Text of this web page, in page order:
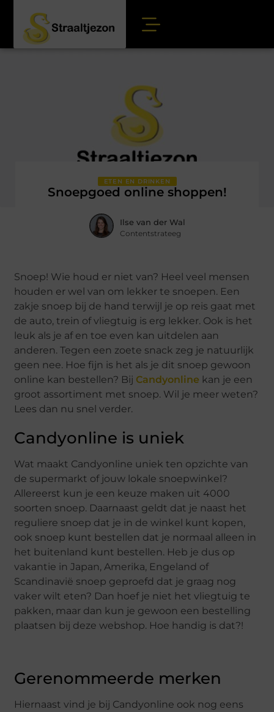
ETEN EN DRINKEN
Snoepgoed online shoppen!
Ilse van der Wal
Contentstrateeg
Snoep! Wie houd er niet van? Heel veel mensen
houden er wel van om lekker te snoepen. Een
zakje snoep bij de hand terwijl je op reis gaat met
de auto, trein of vliegtuig is erg lekker. Ook is het
leuk als je af en toe even kan uitdelen aan
anderen. Tegen een zoete snack zeg je natuurlijk
geen nee. Hoe fijn is het als je dit snoep gewoon
online kan bestellen? Bij Candyonline kan je een
groot assortiment met snoep. Wil je meer weten?
Lees dan nu snel verder.
Candyonline is uniek
Wat maakt Candyonline uniek ten opzichte van
de supermarkt of jouw lokale snoepwinkel?
Allereerst kun je een keuze maken uit 4000
soorten snoep. Daarnaast geldt dat je naast het
reguliere snoep dat je in de winkel kunt kopen,
ook snoep kunt bestellen dat je normaal alleen in
het buitenland kunt bestellen. Heb je dus op
vakantie in Japan, Amerika, Engeland of
Scandinavië snoep geproefd dat je graag nog
vaker wilt eten? Dan hoef je niet het vliegtuig te
pakken, maar dan kun je gewoon een bestelling
plaatsen bij deze webshop. Hoe handig is dat?!
Gerenommeerde merken
Hiernaast vind je bij Candyonline ook nog eens